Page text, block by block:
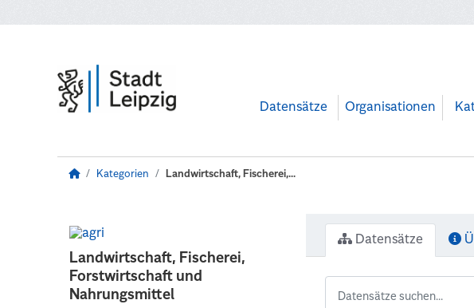
Datensätze Organisationen
Kategorien Landwirtschaft, Fischerei,...
Landwirtschaft, Fischerei,
Forstwirtschaft und
Nahrungsmittel
Datensätze